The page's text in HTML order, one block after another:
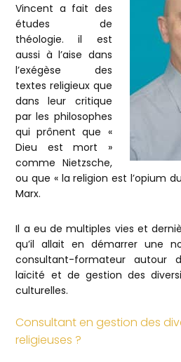
Vincent a fait des
études de
théologie. il est
aussi à l’aise dans
l’exégèse des
textes religieux que
dans leur critique
par les philosophes
qui prônent que «
Dieu est mort »
comme Nietzsche,
ou que « la religion est l’opium
Marx.
Il a eu de multiples vies et
qu’il allait en démarrer une
consultant-formateur autour
laïcité et de gestion des
culturelles.
Consultant en gestion des
religieuses ?